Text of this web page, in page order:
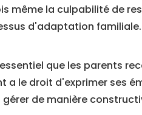
même la culpabilité de
d'adaptation familiale.
que les parents
a le droit d'exprimer ses
gérer de manière